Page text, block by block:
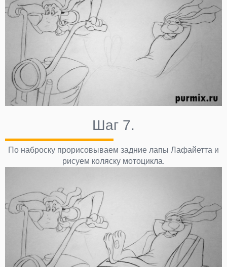
Шаг 7.
По наброску прорисовываем задние лапы Лафайетта и
рисуем коляску мотоцикла.